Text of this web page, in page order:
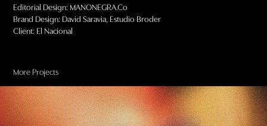
Editorial Design: MANONEGRA.Co
Brand Design: David Saravia, Estudio Broder
Client: El Nacional
More Projects